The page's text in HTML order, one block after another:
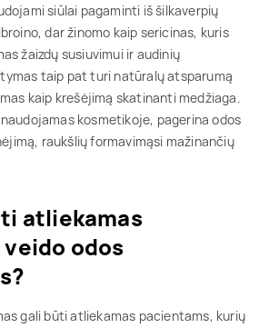
siūlai pagaminti iš šilkaverpių
dar žinomo kaip sericinas, kuris
žaizdų susiuvimui ir audinių
taip pat turi natūralų atsparumą
kaip krešėjimą skatinanti medžiaga.
kosmetikoje, pagerina odos
raukšlių formavimąsi mažinančių
atliekamas
odos
gali būti atliekamas pacientams, kurių